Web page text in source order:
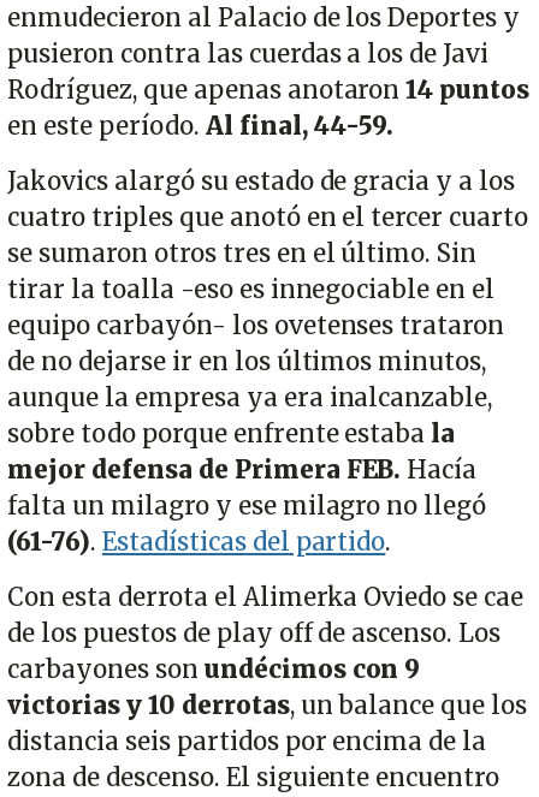
enmudecieron al Palacio de los Deportes y
pusieron contra las cuerdas a los de Javi
Rodríguez, que apenas anotaron 14 puntos
en este período. Al final, 44-59.
Jakovics alargó su estado de gracia y a los
cuatro triples que anotó en el tercer cuarto
se sumaron otros tres en el último. Sin
tirar la toalla -eso es innegociable en el
equipo carbayón- los ovetenses trataron
de no dejarse ir en los últimos minutos,
aunque la empresa ya era inalcanzable,
sobre todo porque enfrente estaba la
mejor defensa de Primera FEB. Hacía
falta un milagro y ese milagro no llegó
(61-76). Estadísticas del partido.
Con esta derrota el Alimerka Oviedo se cae
de los puestos de play off de ascenso. Los
carbayones son undécimos con 9
victorias y 10 derrotas, un balance que los
distancia seis partidos por encima de la
zona de descenso. El siguiente encuentro